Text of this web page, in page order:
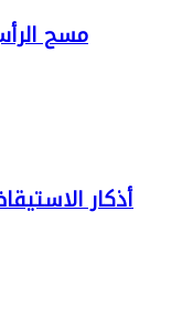
مسح
أذكار